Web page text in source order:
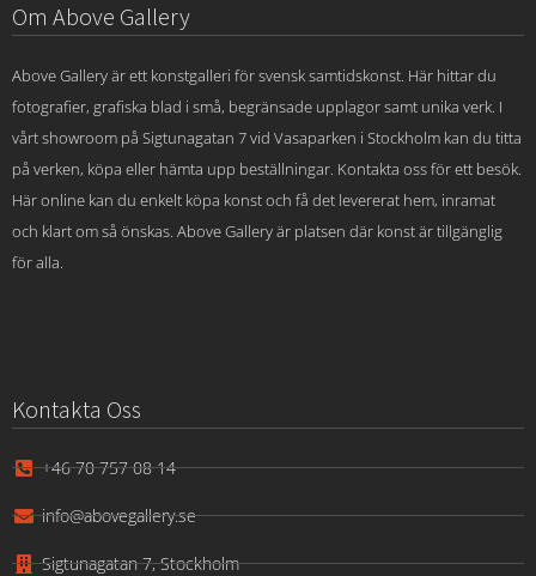
Om Above Gallery
Above Gallery är ett konstgalleri för svensk samtidskonst. Här hittar du
fotografier, grafiska blad i små, begränsade upplagor samt unika verk. I
vårt showroom på Sigtunagatan 7 vid Vasaparken i Stockholm kan du titta
på verken, köpa eller hämta upp beställningar. Kontakta oss för ett besök.
Här online kan du enkelt köpa konst och få det levererat hem, inramat
och klart om så önskas. Above Gallery är platsen där konst är tillgänglig
för alla.
Kontakta Oss
+46 70 757 08 14
info@abovegallery.se
Sigtunagatan 7, Stockholm